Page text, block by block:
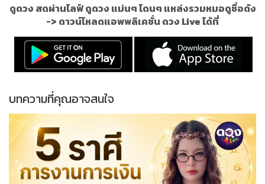
ดูดวง สดผ่านไลฟ์ ดูดวง แม่นๆ โดนๆ แหล่งรวมหมอดูชื่อดัง
-> ดาวน์โหลดแอพพลิเคชั่น ดวง Live ได้ที่
บทความที่คุณอาจสนใจ